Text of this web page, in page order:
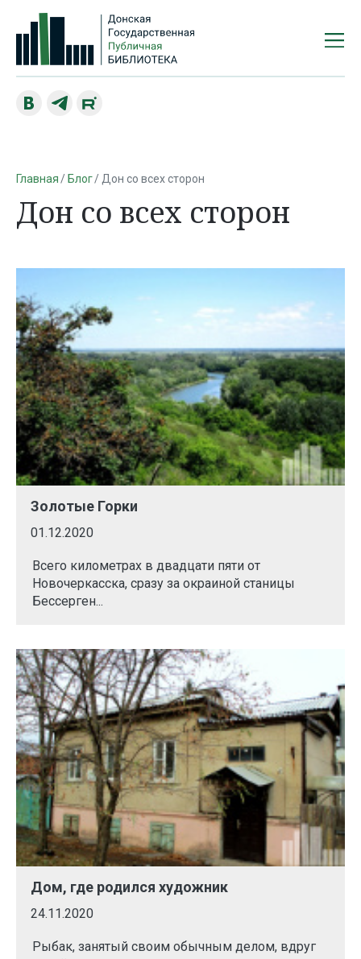
Главная Блог Дон со всех сторон
Дон со всех сторон
Золотые Горки
01.12.2020
Всего километрах в двадцати пяти от
Новочеркасска, сразу за окраиной станицы
Бессерген...
Дом, где родился художник
24.11.2020
Рыбак, занятый своим обычным делом, вдруг